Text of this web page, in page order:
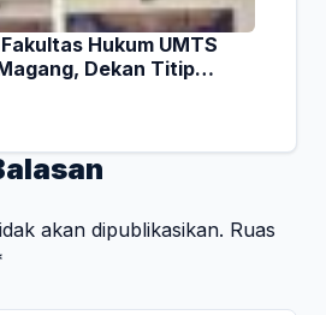
Hukum UMTS
Dekan Titip
akan dipublikasikan. Ruas